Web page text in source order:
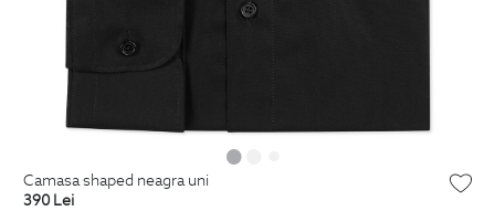
camasa shaped neagra uni
390 Lei